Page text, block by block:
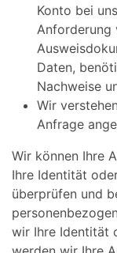
Konto bei
Anforderung
Daten,
Nachweise
Wir
Anfrage
Wir können Ihre
Ihre Identität
überprüfen und
wir Ihre Identität